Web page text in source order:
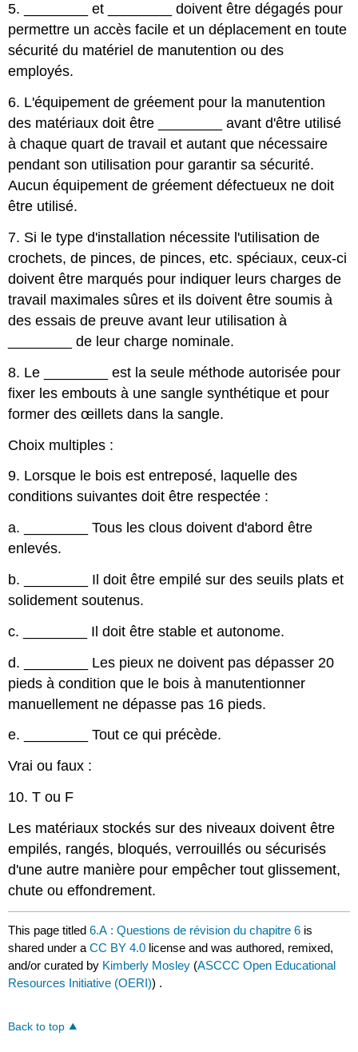
5.
et
doivent être dégagés pour
permettre un accès facile et un déplacement en toute
sécurité du matériel de manutention ou des
employés.
6. L'équipement de gréement pour la manutention
des matériaux doit être
avant d'être utilisé
à chaque quart de travail et autant que nécessaire
pendant son utilisation pour garantir sa sécurité.
Aucun équipement de gréement défectueux ne doit
être utilisé.
7. Si le type d'installation nécessite l'utilisation de
crochets, de pinces, de pinces, etc. spéciaux, ceux-ci
doivent être marqués pour indiquer leurs charges de
travail maximales sûres et ils doivent être soumis à
des essais de preuve avant leur utilisation à
de leur charge nominale.
8. Le
est la seule méthode autorisée pour
fixer les embouts à une sangle synthétique et pour
former des œillets dans la sangle.
Choix multiples :
9. Lorsque le bois est entreposé, laquelle des
conditions suivantes doit être respectée :
a.
Tous les clous doivent d'abord être
enlevés.
b.
Il doit être empilé sur des seuils plats et
solidement soutenus.
c.
Il doit être stable et autonome.
d.
Les pieux ne doivent pas dépasser 20
pieds à condition que le bois à manutentionner
manuellement ne dépasse pas 16 pieds.
e.
Tout ce qui précède.
Vrai ou faux :
10. T ou F
Les matériaux stockés sur des niveaux doivent être
empilés, rangés, bloqués, verrouillés ou sécurisés
d'une autre manière pour empêcher tout glissement,
chute ou effondrement.
This page titled6.A : Questions de révision du chapitre 6 is
shared under aCC BY 4.0 license and was authored, remixed,
and/or curated by Kimberly Mosley (ASCCC Open Educational
Resources Initiative (OERI)) .
Back to top